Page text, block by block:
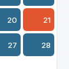
20 21
27 28